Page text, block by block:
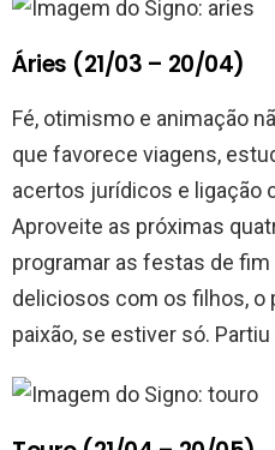
Áries (21/03 – 20/04)
Fé, otimismo e animação
que favorece viagens,
acertos jurídicos e ligação
Aproveite as próximas
programar as festas de
deliciosos com os filhos, o
paixão, se estiver só.